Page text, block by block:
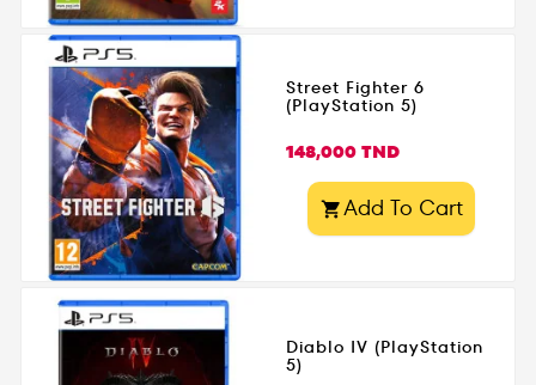
Street Fighter 6
(PlayStation 5)
Prix
148,000 TND
Add To Cart
Diablo IV (PlayStation
5)